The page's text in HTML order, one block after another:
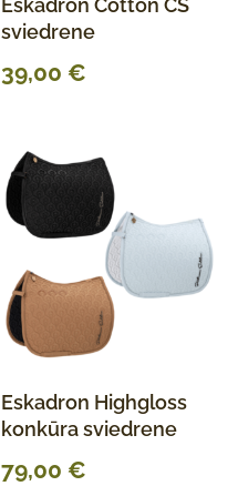
sviedrene
39,00 €
Eskadron Highgloss
konkūra sviedrene
79,00 €